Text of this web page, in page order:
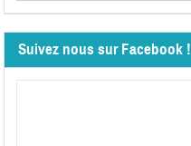
Suivez nous sur Facebook !